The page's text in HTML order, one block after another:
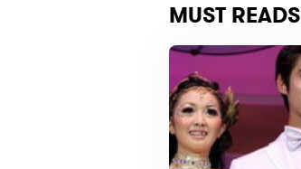
MUST READS